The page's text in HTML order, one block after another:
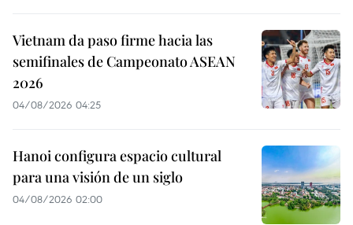
Vietnam da paso firme hacia las
semifinales de Campeonato ASEAN
2026
04/08/2026 04:25
Hanoi configura espacio cultural
para una visión de un siglo
04/08/2026 02:00